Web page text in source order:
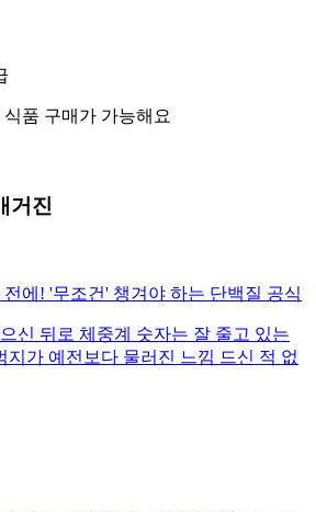
품 구매가 가능해요
거진
에! '무조건' 챙겨야 하는 단백질 공식
신 뒤로 체중계 숫자는 잘 줄고 있는
지가 예전보다 물러진 느낌 드신 적 없